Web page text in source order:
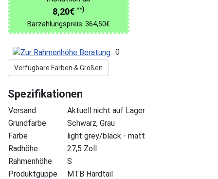
8,20€ **)
Barzahlungspreis: 364,50€
0
Verfügbare Farben & Größen
Spezifikationen
Versand
Aktuell nicht auf Lager
Grundfarbe
Schwarz, Grau
Farbe
light grey/black - matt
Radhöhe
27,5 Zoll
Rahmenhöhe
S
Produktguppe
MTB Hardtail